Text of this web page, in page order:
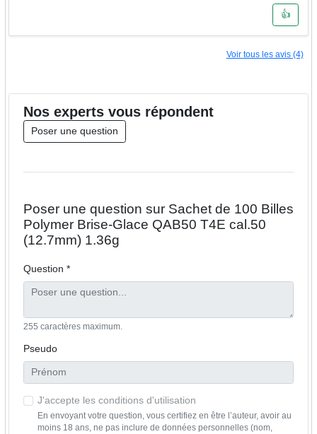
👍
Voir tous les avis (4)
Nos expertsvous répondent
Poser une question
Poser une question sur Sachet de 100 Billes
Polymer Brise-Glace QAB50 T4E cal.50
(12.7mm) 1.36g
Question *
255 caractères maximum.
Pseudo
J'accepte les conditions d'utilisation
En envoyant votre question, vous certifiez en être l’auteur, avoir au
moins 18 ans, ne pas inclure de données personnelles (nom,